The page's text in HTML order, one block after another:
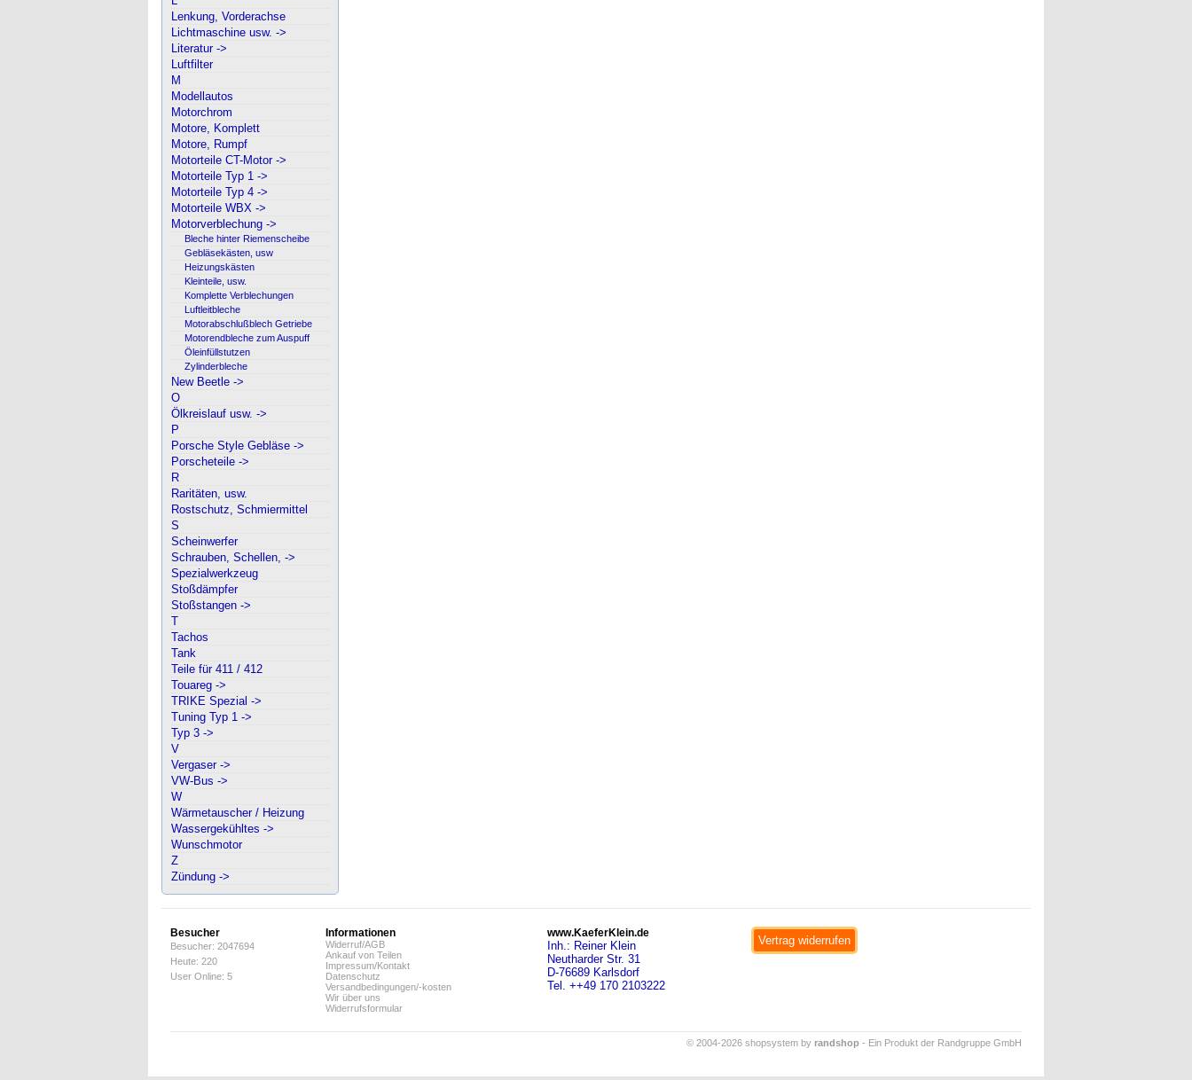
Lenkung, Vorderachse
Lichtmaschine usw. ->
Literatur ->
Luftfilter
M
Modellautos
Motorchrom
Motore, Komplett
Motore, Rumpf
Motorteile CT-Motor ->
Motorteile Typ 1 ->
Motorteile Typ 4 ->
Motorteile WBX ->
Motorverblechung ->
Bleche hinter Riemenscheibe
Gebläsekästen, usw
Heizungskästen
Kleinteile, usw.
Komplette Verblechungen
Luftleitbleche
Motorabschlußblech Getriebe
Motorendbleche zum Auspuff
Öleinfüllstutzen
Zylinderbleche
New Beetle ->
O
Ölkreislauf usw. ->
P
Porsche Style Gebläse ->
Porscheteile ->
R
Raritäten, usw.
Rostschutz, Schmiermittel
S
Scheinwerfer
Schrauben, Schellen, ->
Spezialwerkzeug
Stoßdämpfer
Stoßstangen ->
T
Tachos
Tank
Teile für 411 / 412
Touareg ->
TRIKE Spezial ->
Tuning Typ 1 ->
Typ 3 ->
V
Vergaser ->
VW-Bus ->
W
Wärmetauscher / Heizung
Wassergekühltes ->
Wunschmotor
Z
Zündung ->
Besucher
Besucher: 2047694
Heute: 220
User Online: 5
Informationen
Widerruf/AGB
Ankauf von Teilen
Impressum/Kontakt
Datenschutz
Versandbedingungen/-kosten
Wir über uns
Widerrufsformular
www.KaeferKlein.de
Inh.: Reiner Klein
Neutharder Str. 31
D-76689 Karlsdorf
Tel. ++49 170 2103222
Vertrag widerrufen
© 2004-2026 shopsystem by randshop - Ein Produkt der Randgruppe GmbH